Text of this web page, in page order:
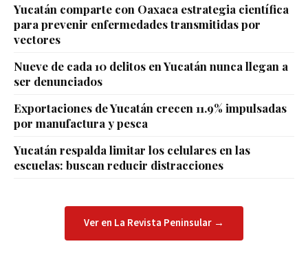
Yucatán comparte con Oaxaca estrategia científica
para prevenir enfermedades transmitidas por
vectores
Nueve de cada 10 delitos en Yucatán nunca llegan a
ser denunciados
Exportaciones de Yucatán crecen 11.9% impulsadas
por manufactura y pesca
Yucatán respalda limitar los celulares en las
escuelas: buscan reducir distracciones
Ver en La Revista Peninsular →